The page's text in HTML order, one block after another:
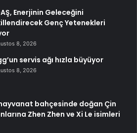
Enerjinin Geleceğini
Genç Yetenekleri
8, 2026
servis ağı hızla büyüyor
8, 2026
bahçesinde doğan Çin
Zhen Zhen ve Xi Le isimleri